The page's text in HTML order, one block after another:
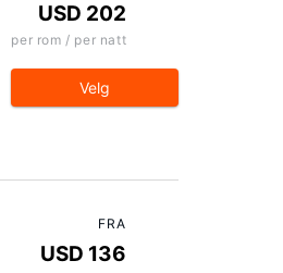
USD 202
per rom / per natt
Velg
FRA
USD 136